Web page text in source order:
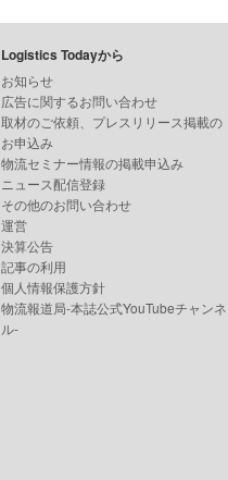
Logistics Todayから
お知らせ
広告に関するお問い合わせ
取材のご依頼、プレスリリース掲載の
お申込み
物流セミナー情報の掲載申込み
ニュース配信登録
その他のお問い合わせ
運営
決算公告
記事の利用
個人情報保護方針
物流報道局-本誌公式YouTubeチャンネ
ル-